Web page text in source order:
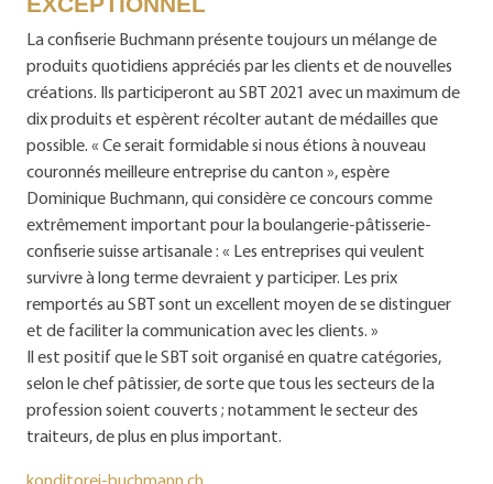
La confiserie Buchmann présente toujours un mélange de
produits quotidiens appréciés par les clients et de nouvelles
créations. Ils participeront au SBT 2021 avec un maximum de
dix produits et espèrent récolter autant de médailles que
possible. « Ce serait formidable si nous étions à nouveau
couronnés meilleure entreprise du canton », espère
Dominique Buchmann, qui considère ce concours comme
extrêmement important pour la boulangerie-pâtisserie-
confiserie suisse artisanale : « Les entreprises qui veulent
survivre à long terme devraient y participer. Les prix
remportés au SBT sont un excellent moyen de se distinguer
et de faciliter la communication avec les clients. »
Il est positif que le SBT soit organisé en quatre catégories,
selon le chef pâtissier, de sorte que tous les secteurs de la
profession soient couverts ; notamment le secteur des
traiteurs, de plus en plus important.